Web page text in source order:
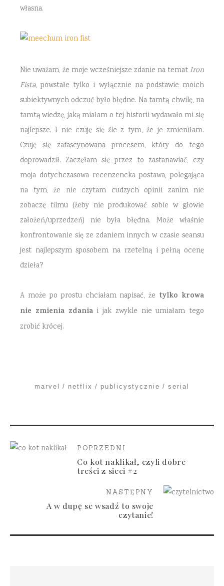
własna.
Nie uważam, że moje wcześniejsze zdanie na temat Iron
Fista, powstałe tylko i wyłącznie na podstawie moich
subiektywnych odczuć było błędne. Na tamtą chwilę, na
tamtą wiedzę, jaką miałam o tej historii wydawało mi się
najlepsze. I nie czuję się źle z tym, że je zmieniłam.
Czuję się zafascynowana procesem, który do tego
doprowadził. Zaczęłam się przez to zastanawiać, czy
moja dotychczasowa recenzencka postawa, polegająca
na tym, że nie czytam cudzych opinii zanim nie
zobaczę filmu (żeby nie produkować sobie w głowie
założeń/uprzedzeń) nie była błędna. Może właśnie
konfrontowanie się ze zdaniem innych w czasie seansu
jest najlepszym sposobem na rzetelną i pełną ocenę
dzieła?
A może po prostu chciałam napisać, że tylko krowa
nie zmienia zdania i jak zwykle nie umiałam tego
zrobić krócej.
marvel netflix publicystycznie serial
POPRZEDNI
Co kot naklikał, czyli dobre
treści z sieci #2
NASTĘPNY
A w dupę se wsadź to swoje
czytanie!